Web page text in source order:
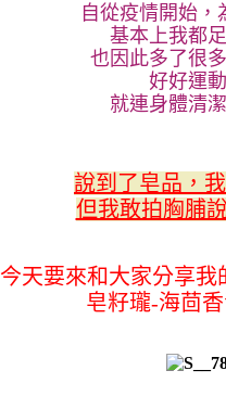
自從疫情開始，
基本上我都
也因此多了很
好好運
就連身體清
說到了皂品，
但我敢拍胸脯
今天要來和大家分享我
皂籽瓏-海茴